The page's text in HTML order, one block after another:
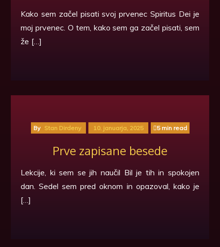
Kako sem začel pisati svoj prvenec Spiritus Dei je
moj prvenec. O tem, kako sem ga začel pisati, sem
že […]
By Stan Dirdeny 10. januarja, 2025 5 min read
Prve zapisane besede
Lekcije, ki sem se jih naučil Bil je tih in spokojen
dan. Sedel sem pred oknom in opazoval, kako je
[…]